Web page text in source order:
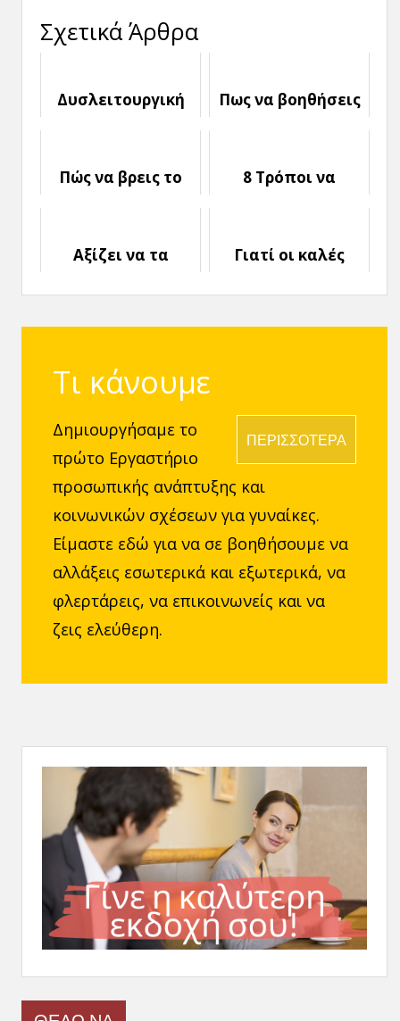
Σχετικά Άρθρα
Δυσλειτουργική
Πως να βοηθήσεις
Πώς να βρεις το
8 Τρόποι να
Αξίζει να τα
Πρώην σου;
Γιατί οι καλές
καταλήγουν
Τι κάνουμε
ΠΕΡΙΣΣΟΤΕΡΑ
Δημιουργήσαμε το
πρώτο Εργαστήριο
προσωπικής ανάπτυξης και
κοινωνικών σχέσεων για γυναίκες.
Είμαστε εδώ για να σε βοηθήσουμε να
αλλάξεις εσωτερικά και εξωτερικά, να
φλερτάρεις, να επικοινωνείς και να
ζεις ελεύθερη.